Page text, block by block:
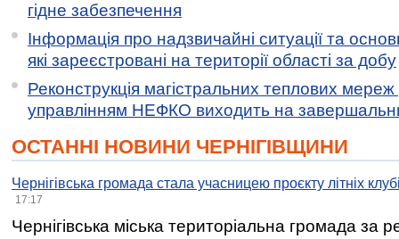
гідне забезпечення
Інформація про надзвичайні ситуації та
які зареєстровані на території області за добу
Реконструкція магістральних теплових мереж
управлінням НЕФКО виходить на
ОСТАННІ НОВИНИ ЧЕРНІГІВЩИНИ
Чернігівська громада стала учасницею проєкту літніх
17:17
Чернігівська міська територіальна громада за